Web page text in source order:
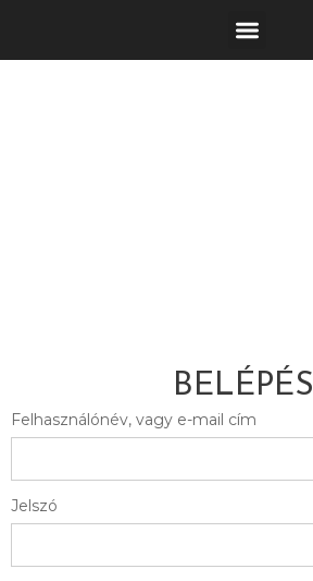
BELÉPÉS
Felhasználónév, vagy e-mail cím
Jelszó